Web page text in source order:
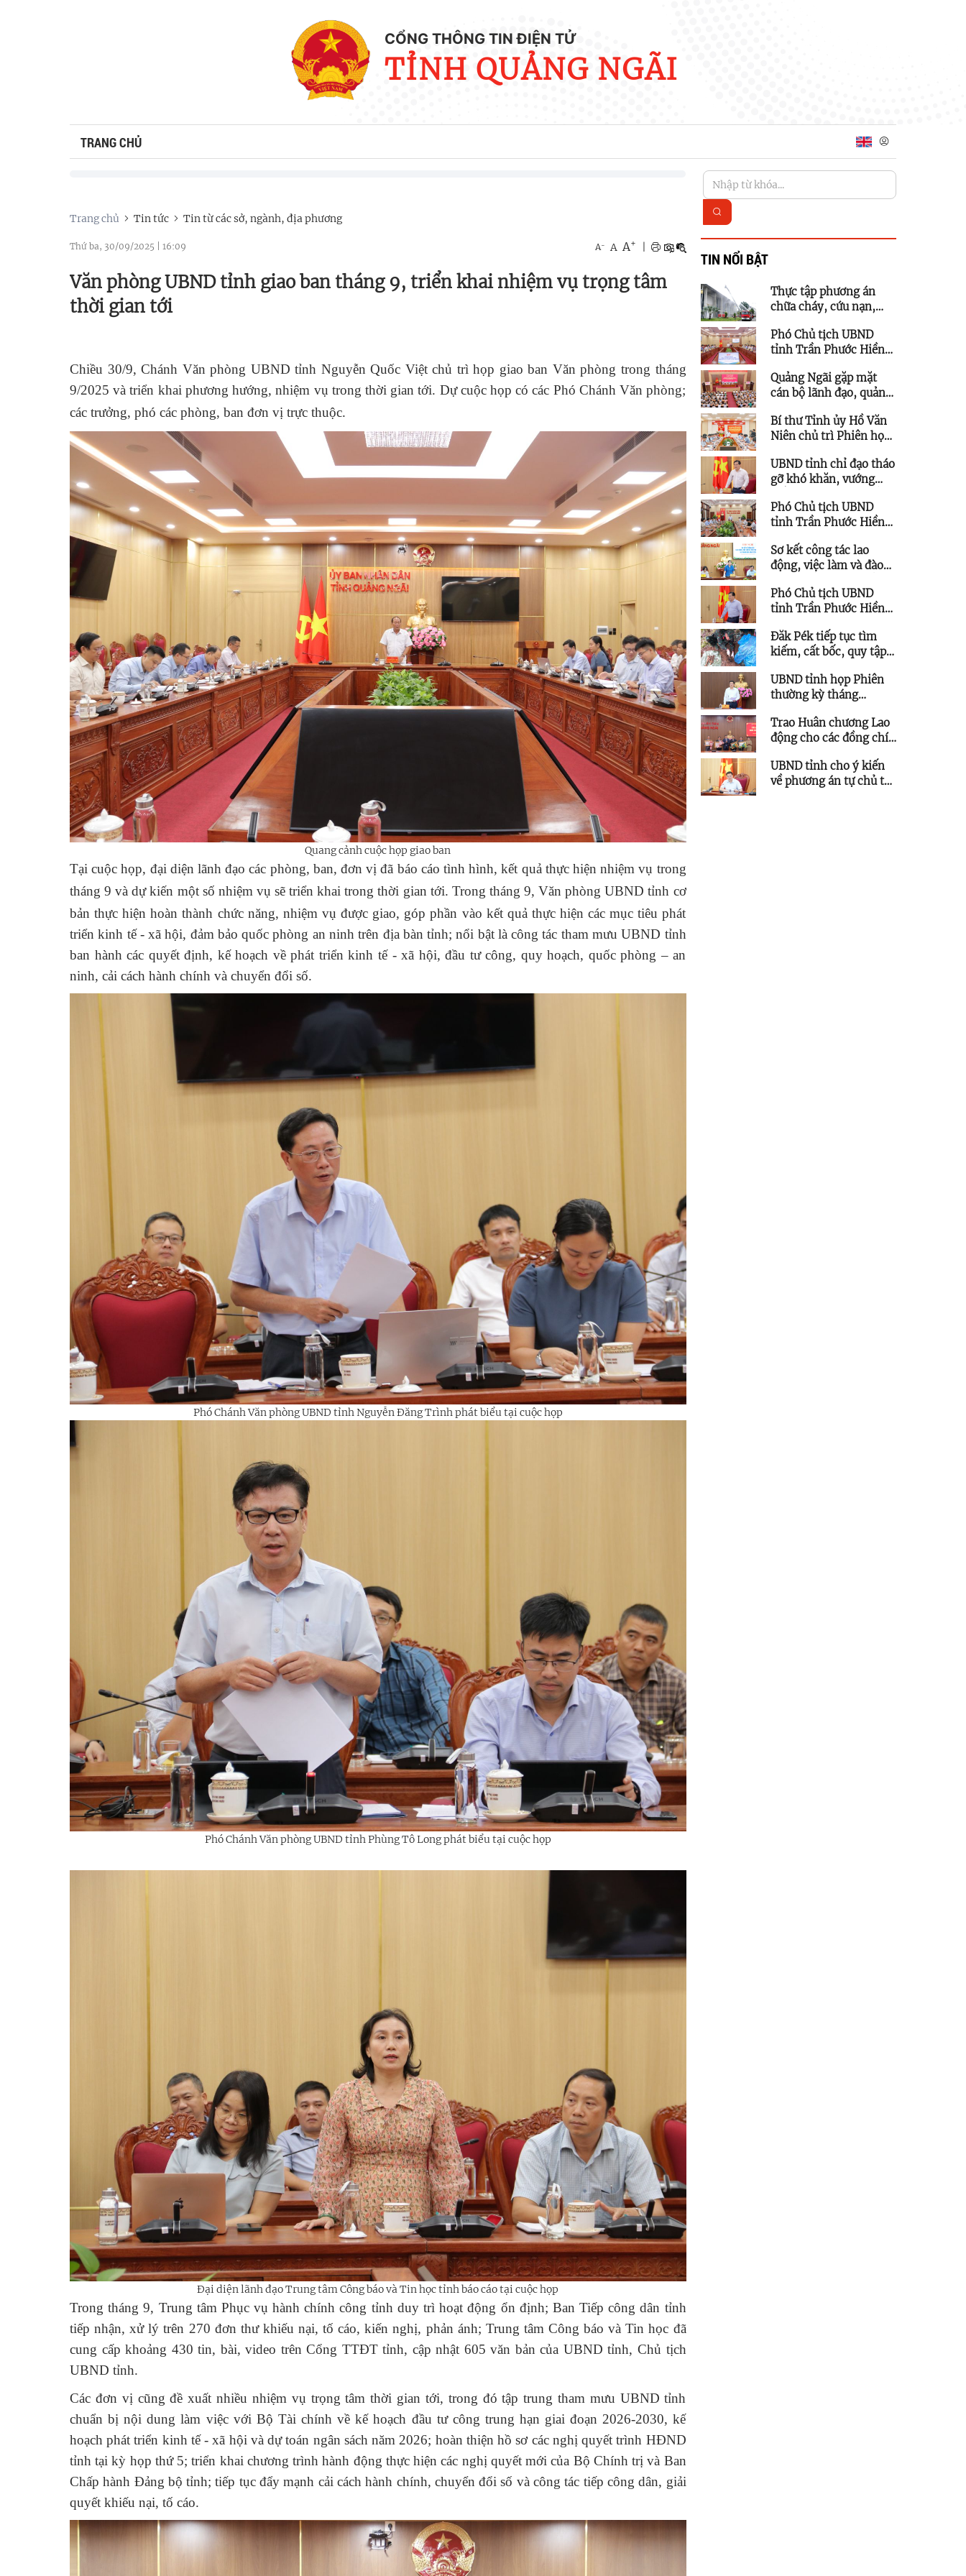
CỔNG THÔNG TIN ĐIỆN TỬ
TỈNH QUẢNG NGÃI
TRANG CHỦ
Trang chủ Tin tức Tin từ các sở, ngành, địa phương
Thứ ba, 30/09/2025 16:09 A- A A+
Văn phòng UBND tỉnh giao ban tháng 9, triển khai nhiệm vụ trọng tâm
thời gian tới
Chiều 30/9,Chánh Văn phòng UBND tỉnh Nguyễn Quốc Việt chủ trì họp giao ban Văn phòng trong tháng
9/2025 và triển khai phương hướng, nhiệm vụ trong thời gian tới. Dự cuộc họp có các Phó Chánh Văn phòng;
các trưởng, phó các phòng, ban đơn vị trực thuộc.
Quang cảnh cuộc họp giao ban
Tại cuộc họp, đại diện lãnh đạo các phòng, ban, đơn vị đã báo cáo tình hình, kết quả thực hiện nhiệm vụ trong
tháng 9 và dự kiến một số nhiệm vụ sẽ triển khai trong thời gian tới. Trong tháng 9, Văn phòng UBND tỉnh cơ
bản thực hiện hoàn thành chức năng, nhiệm vụ được giao, góp phần vào kết quả thực hiện các mục tiêu phát
triển kinh tế - xã hội, đảm bảo quốc phòng an ninh trên địa bàn tỉnh;nổi bật là công tác tham mưu UBND tỉnh
ban hành các quyết định, kế hoạch về phát triển kinh tế - xã hội, đầu tư công, quy hoạch, quốc phòng – an
ninh, cải cách hành chính và chuyển đổi số.
Phó Chánh Văn phòng UBND tỉnh Nguyễn Đăng Trình phát biểu tại cuộc họp
Phó Chánh Văn phòng UBND tỉnh Phùng Tô Long phát biểu tại cuộc họp
Đại diện lãnh đạo Trung tâm Công báo và Tin học tỉnh báo cáo tại cuộc họp
Trong tháng 9, Trung tâm Phục vụ hành chính công tỉnh duy trì hoạt động ổn định; Ban Tiếp công dân tỉnh
tiếp nhận, xử lý trên 270 đơn thư khiếu nại, tố cáo, kiến nghị, phản ánh; Trung tâm Công báo và Tin học đã
cung cấp khoảng 430 tin, bài, video trên Cổng TTĐT tỉnh, cập nhật 605 văn bản của UBND tỉnh, Chủ tịch
UBND tỉnh.
Các đơn vị cũng đề xuất nhiều nhiệm vụ trọng tâm thời gian tới, trong đó tập trung tham mưu UBND tỉnh
chuẩn bị nội dung làm việc với Bộ Tài chính về kế hoạch đầu tư công trung hạn giai đoạn 2026-2030, kế
hoạch phát triển kinh tế - xã hội và dự toán ngân sách năm 2026; hoàn thiện hồ sơ các nghị quyết trình HĐND
tỉnh tại kỳ họp thứ 5; triển khai chương trình hành động thực hiện các nghị quyết mới của Bộ Chính trị và Ban
Chấp hành Đảng bộ tỉnh; tiếp tục đẩy mạnh cải cách hành chính, chuyển đổi số và công tác tiếp công dân, giải
quyết khiếu nại, tố cáo.
TIN NỔI BẬT
Thực tập phương án
chữa cháy, cứu nạn,
Hội nghị và Triển lãm
tỉnh Quảng Ngãi
Phó Chủ tịch UBND
tỉnh Trần Phước Hiền
triển khai thực hiện
Nghị quyết 57
Quảng Ngãi gặp mặt
cán bộ lãnh đạo, quản
Thường vụ Tỉnh ủy
quản lý được quy hoạch
Bí thư Tỉnh ủy Hồ Văn
Niên chủ trì Phiên họp
trình trọng điểm
UBND tỉnh chỉ đạo tháo
gỡ khó khăn, vướng
đọng, kéo dài
Phó Chủ tịch UBND
tỉnh Trần Phước Hiền
Ứng dụng Khoa học và
Công nghệ
Sơ kết công tác lao
động, việc làm và đào
năm 2026
Phó Chủ tịch UBND
tỉnh Trần Phước Hiền
mắc các dự án lưới điện
trên địa bàn tỉnh
Đăk Pék tiếp tục tìm
kiếm, cất bốc, quy tập
UBND tỉnh họp Phiên
thường kỳ tháng
Trao Huân chương Lao
động cho các đồng chí
UBND tỉnh cho ý kiến
về phương án tự chủ tài